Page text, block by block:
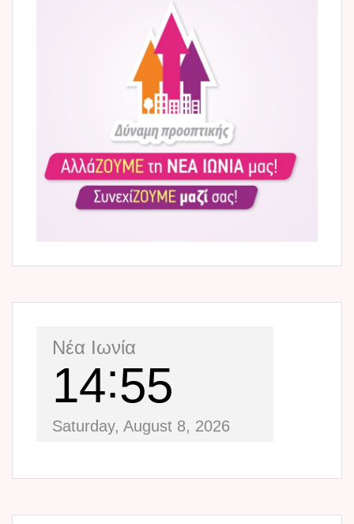
Νέα Ιωνία
14 55
Saturday, August 8, 2026